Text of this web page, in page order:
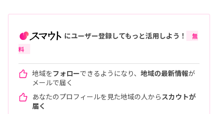
にユーザー登録してもっと活用しよう！
無
料
地域をフォローできるようになり、 地域の最新情報が
メールで届く
あなたのプロフィールを見た地域の人から スカウトが
届く